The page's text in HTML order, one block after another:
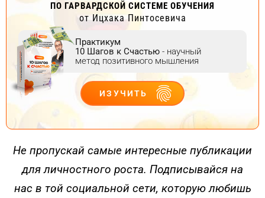
ПО ГАРВАРДСКОЙ СИСТЕМЕ ОБУЧЕНИЯ
от Ицхака Пинтосевича
Практикум
10 Шагов к Счастью - научный
метод позитивного мышления
ИЗУЧИТЬ
ДЕЙСТВУЙ
Не пропускай самые интересные публикации
для личностного роста. Подписывайся на
нас в той социальной сети, которую любишь